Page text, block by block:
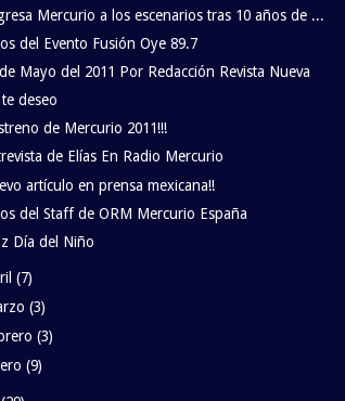
Mercurio a los escenarios tras 10 años de ...
del Evento Fusión Oye 89.7
Mayo del 2011 Por Redacción Revista Nueva
deseo
de Mercurio 2011!!!
de Elías En Radio Mercurio
artículo en prensa mexicana!!
del Staff de ORM Mercurio España
Día del Niño
(7)
(3)
(3)
(9)